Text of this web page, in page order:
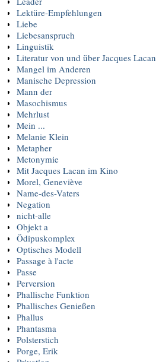
Lektüre-Empfehlungen
Liebe
Liebesanspruch
Linguistik
Literatur von und über Jacques Lacan
Mangel im Anderen
Manische Depression
Mann der
Masochismus
Mehrlust
Mein ...
Melanie Klein
Metapher
Metonymie
Mit Jacques Lacan im Kino
Morel, Geneviève
Name-des-Vaters
Negation
nicht-alle
Objekt a
Ödipuskomplex
Optisches Modell
Passage à l'acte
Passe
Perversion
Phallische Funktion
Phallisches Genießen
Phallus
Phantasma
Polsterstich
Porge, Erik